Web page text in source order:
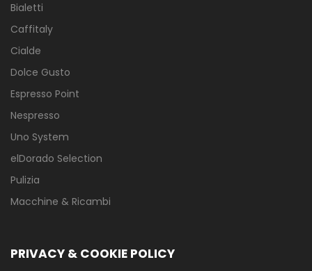
Bialetti
Caffitaly
Cialde
Dolce Gusto
Espresso Point
Nespresso
Uno System
elDorado Selection
Pulizia
Macchine & Ricambi
PRIVACY & COOKIE POLICY